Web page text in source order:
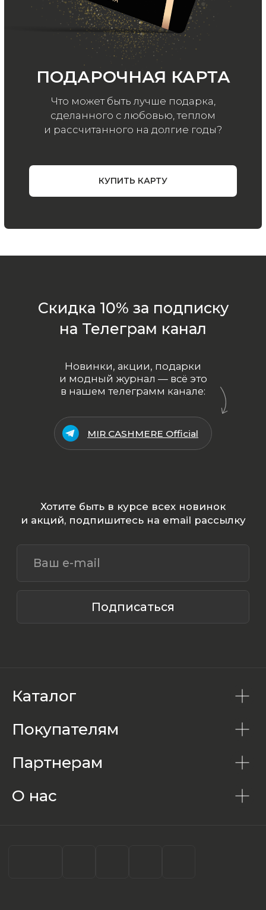
Каталог
Покупателям
Партнерам
О нас
ООО «МИР КАШЕМИРА» © 2023
Все права защищены.